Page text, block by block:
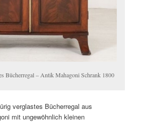
Bücherregal – Antik Mahagoni Schrank 1800
verglastes Bücherregal aus
mit ungewöhnlich kleinen